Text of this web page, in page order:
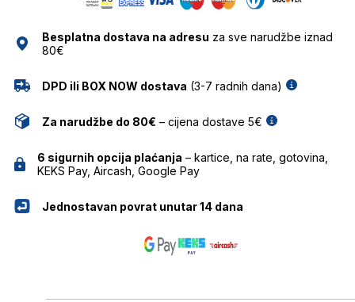
Besplatna dostava na adresu za sve narudžbe iznad
80€
DPD ili BOX NOW dostava (3-7 radnih dana)
Za narudžbe do 80€ – cijena dostave 5€
6 sigurnih opcija plaćanja – kartice, na rate, gotovina,
KEKS Pay, Aircash, Google Pay
Jednostavan povrat unutar 14 dana